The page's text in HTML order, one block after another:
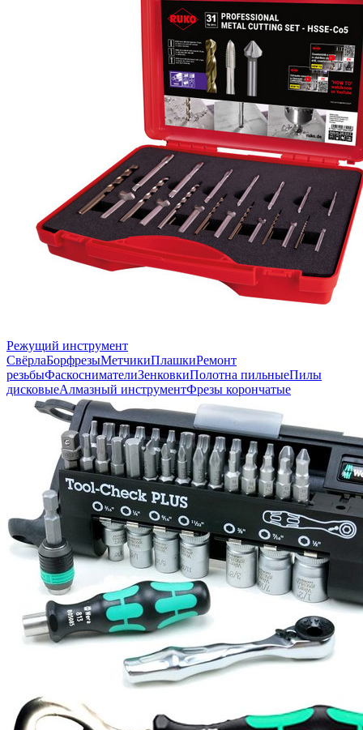
Режущий инструмент
СвёрлаБорфрезыМетчикиПлашкиРемонт
резьбыФаскоснимателиЗенковкиПолотна пильныеПилы
дисковыеАлмазный инструментФрезы корончатые